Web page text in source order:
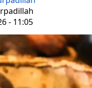
- 11:05